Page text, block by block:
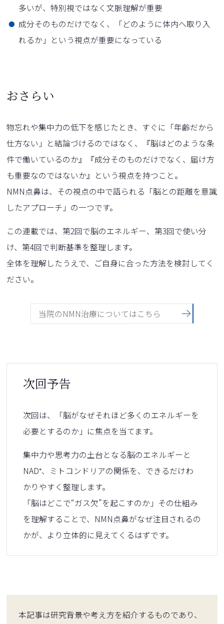
多いが、特別視ではなく文脈理解が重要
成分そのものだけでなく、「どのように体内へ取り入
れるか」という視点が重要になっている
おさらい
物忘れや集中力の低下を感じたとき、すぐに「年齢だから
仕方ない」と結論づけるのではなく、『脳はどのような条
件で働いているのか』『成分そのものだけでなく、届け方
も重要なのではないか』という視点を持つこと。
NMN点鼻は、その視点の中で語られる「脳との距離を意識
したアプローチ」の一つです。
この連載では、第2回で脳のエネルギー、第3回で使い分
け、第4回で判断基準を整理します。
全体を理解したうえで、ご自身に合った方法を検討してく
ださい。
当院のNMN治療についてはこちら
次回予告
次回は、「脳がなぜそれほど多くのエネルギーを
必要とするのか」に焦点を当てます。
集中力や思考力の土台となる脳のエネルギーと
NAD⁺、ミトコンドリアの関係を、できるだけわ
かりやすく整理します。
「脳はどこで“ガス欠”を起こすのか」その仕組み
を理解することで、NMN点鼻がなぜ注目されるの
かが、より立体的に見えてくるはずです。
本記事は研究背景や考え方を紹介するものであり、